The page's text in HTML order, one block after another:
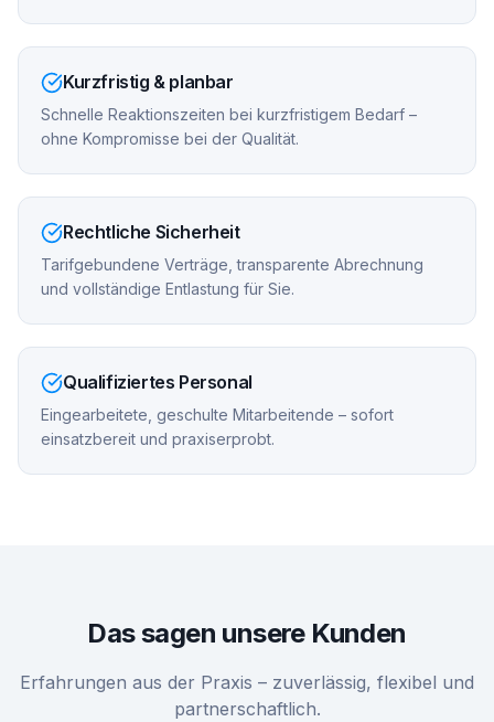
Kurzfristig & planbar
Schnelle Reaktionszeiten bei kurzfristigem Bedarf –
ohne Kompromisse bei der Qualität.
Rechtliche Sicherheit
Tarifgebundene Verträge, transparente Abrechnung
und vollständige Entlastung für Sie.
Qualifiziertes Personal
Eingearbeitete, geschulte Mitarbeitende – sofort
einsatzbereit und praxiserprobt.
Das sagen unsere Kunden
Erfahrungen aus der Praxis – zuverlässig, flexibel und
partnerschaftlich.